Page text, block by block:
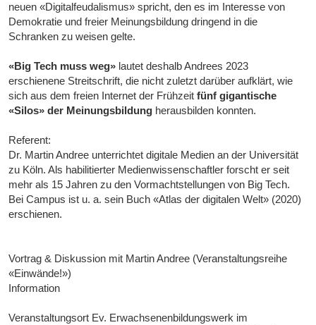
neuen «Digitalfeudalismus» spricht, den es im Interesse von
Demokratie und freier Meinungsbildung dringend in die
Schranken zu weisen gelte.
«Big Tech muss weg» lautet deshalb Andrees 2023
erschienene Streitschrift, die nicht zuletzt darüber aufklärt, wie
sich aus dem freien Internet der Frühzeitfünf gigantische
«Silos» der Meinungsbildung herausbilden konnten.
Referent:
Dr. Martin Andree unterrichtet digitale Medien an der Universität
zu Köln. Als habilitierter Medienwissenschaftler forscht er seit
mehr als 15 Jahren zu den Vormachtstellungen von Big Tech.
Bei Campus ist u. a. sein Buch «Atlas der digitalen Welt» (2020)
erschienen.
Vortrag & Diskussion mit Martin Andree (Veranstaltungsreihe
«Einwände!»)
Information
Veranstaltungsort Ev. Erwachsenenbildungswerk im